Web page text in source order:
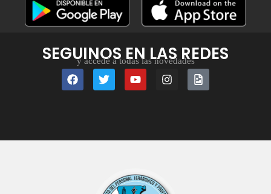
SEGUINOS EN LAS REDES
y accedé a todas las novedades